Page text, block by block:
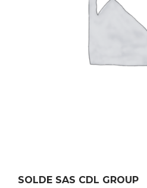
SOLDE SAS CDL GROUP